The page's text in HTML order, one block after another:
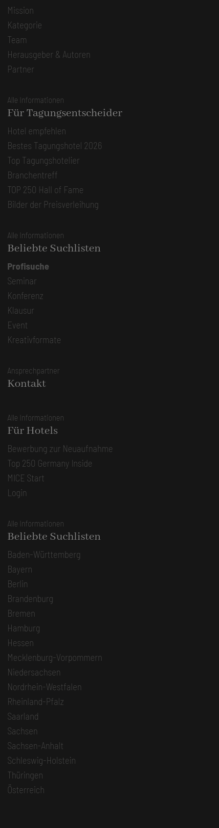
Mission
Kategorie
Team
Herausgeber & Autoren
Partner
Alle Informationen
Für Tagungsentscheider
Hotel empfehlen
Bestes Tagungshotel 2026
Top Tagungshotelier
Branchentreff
TOP 250 Hall of Fame
Bilder der Preisverleihung
Alle Informationen
Beliebte Suchlisten
Profisuche
Seminar
Konferenz
Klausur
Event
Kreativformate
Ansprechpartner
Kontakt
Alle Informationen
Für Hotels
Bewerbung zur Neuaufnahme
Top 250 Germany Inside
MICE Start
Login
Alle Informationen
Beliebte Suchlisten
Baden-Württemberg
Bayern
Berlin
Brandenburg
Bremen
Hamburg
Hessen
Mecklenburg-Vorpommern
Niedersachsen
Nordrhein-Westfalen
Rheinland-Pfalz
Saarland
Sachsen
Sachsen-Anhalt
Schleswig-Holstein
Thüringen
Österreich